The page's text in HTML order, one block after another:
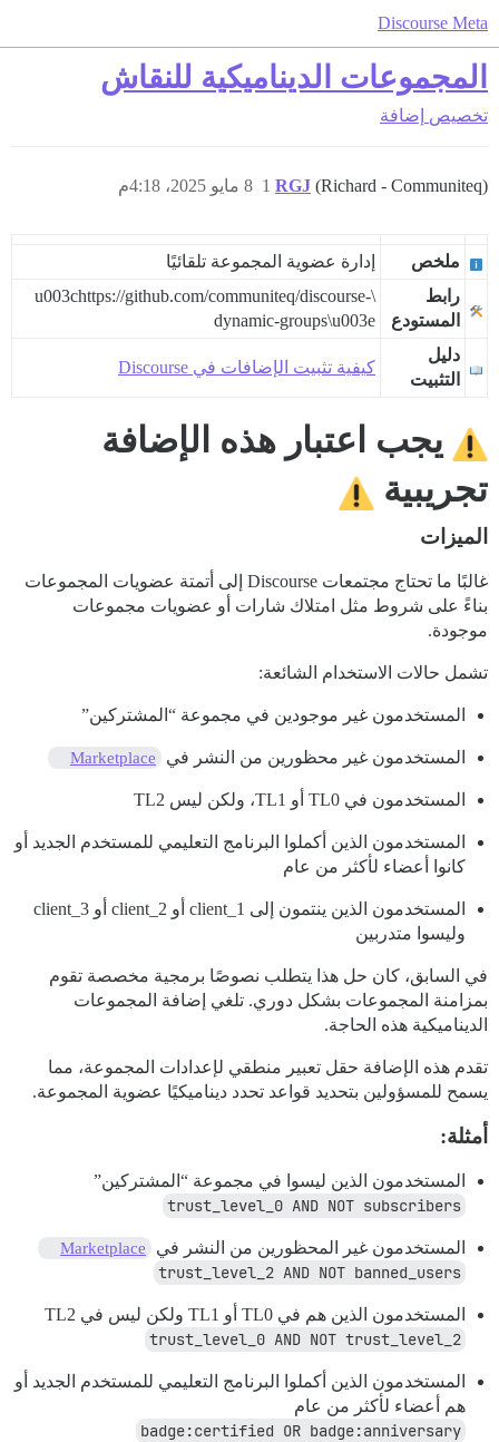
Discourse Meta
المجموعات الديناميكية للنقاش
تخصيص إضافة
RGJ (Richard - Communiteq) 8 مايو 2025، 4:18م 1
ملخص
إدارة عضوية المجموعة تلقائيًا
رابط
المستودع
\u003chttps://github.com/communiteq/discourse-
dynamic-groups\u003e
دليل
التثبيت
كيفية تثبيت الإضافات في Discourse
يجب اعتبار هذه الإضافة
تجريبية
الميزات
غالبًا ما تحتاج مجتمعات Discourse إلى أتمتة عضويات المجموعات
بناءً على شروط مثل امتلاك شارات أو عضويات مجموعات
موجودة.
تشمل حالات الاستخدام الشائعة:
المستخدمون غير موجودين في مجموعة “المشتركين”
المستخدمون غير محظورين من النشر في Marketplace
المستخدمون في TL0 أو TL1، ولكن ليس TL2
المستخدمون الذين أكملوا البرنامج التعليمي للمستخدم الجديد أو
كانوا أعضاء لأكثر من عام
المستخدمون الذين ينتمون إلى client_1 أو client_2 أو client_3
وليسوا متدربين
في السابق، كان حل هذا يتطلب نصوصًا برمجية مخصصة تقوم
بمزامنة المجموعات بشكل دوري. تلغي إضافة المجموعات
الديناميكية هذه الحاجة.
تقدم هذه الإضافة حقل تعبير منطقي لإعدادات المجموعة، مما
يسمح للمسؤولين بتحديد قواعد تحدد ديناميكيًا عضوية المجموعة.
أمثلة:
المستخدمون الذين ليسوا في مجموعة “المشتركين”
trust_level_0 AND NOT subscribers
المستخدمون غير المحظورين من النشر في Marketplace
trust_level_2 AND NOT banned_users
المستخدمون الذين هم في TL0 أو TL1 ولكن ليس في TL2
trust_level_0 AND NOT trust_level_2
المستخدمون الذين أكملوا البرنامج التعليمي للمستخدم الجديد أو
هم أعضاء لأكثر من عام
badge:certified OR badge:anniversary